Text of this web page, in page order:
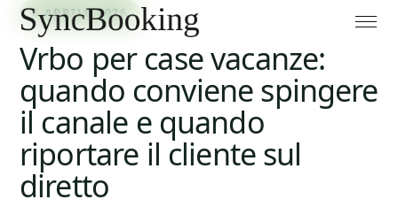
6 APRILE 2026
Vrbo per case vacanze:
quando conviene spingere
il canale e quando
riportare il cliente sul
diretto